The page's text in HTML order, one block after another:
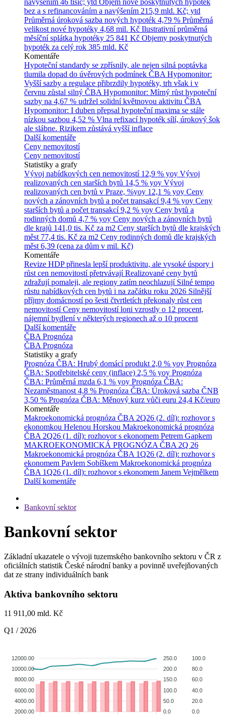
navýšením 46 tisíc; ytd Objem nově poskytnutých hypoték
bez a s refinancováním a navýšením 215,9 mld. Kč; ytd
Průměrná úroková sazba nových hypoték 4,79 % Průměrná
velikost nové hypotéky 4,68 mil. Kč Ilustrativní průměrná
měsíční splátka hypotéky 25 841 Kč Objemy poskytnutých
hypoték za celý rok 385 mld. Kč
Komentáře
Hypoteční standardy se zpřísnily, ale nejen silná poptávka
tlumila dopad do úvěrových podmínek ČBA Hypomonitor:
Vyšší sazby a regulace přibrzdily hypotéky, trh však i v
červnu zůstal silný ČBA Hypomonitor: Mírný růst hypoteční
sazby na 4,67 % udržel solidní květnovou aktivitu ČBA
Hypomonitor: I duben přepsal hypoteční maxima se stále
nízkou sazbou 4,52 % Vlna refixací hypoték sílí, úrokový šok
ale slábne. Rizikem zůstává vyšší inflace
Další komentáře
Ceny nemovitostí
Ceny nemovitostí
Statistiky a grafy
Vývoj nabídkových cen nemovitostí 12,9 % yoy Vývoj
realizovaných cen starších bytů 14,5 % yoy Vývoj
realizovaných cen bytů v Praze, %yoy 12,1 % yoy Ceny
nových a zánovních bytů a počet transakcí 9,4 % yoy Ceny
starších bytů a počet transakcí 9,2 % yoy Ceny bytů a
rodinných domů 4,7 % yoy Ceny nových a zánovních bytů
dle krajů 141,0 tis. Kč za m2 Ceny starších bytů dle krajských
měst 77,4 tis. Kč za m2 Ceny rodinných domů dle krajských
měst 6,39 (cena za dům v mil. Kč)
Komentáře
Revize HDP přinesla lepší produktivitu, ale vysoké úspory i
růst cen nemovitostí přetrvávají Realizované ceny bytů
zdražují pomaleji, ale regiony zatím neochlazují Silné tempo
růstu nabídkových cen bytů i na začátku roku 2026 Silnější
příjmy domácností po šesti čtvrtletích překonaly růst cen
nemovitostí Ceny nemovitostí loni vzrostly o 12 procent,
nájemní bydlení v některých regionech až o 10 procent
Další komentáře
ČBA Prognóza
ČBA Prognóza
Statistiky a grafy
Prognóza ČBA: Hrubý domácí produkt 2,0 % yoy Prognóza
ČBA: Spotřebitelské ceny (inflace) 2,5 % yoy Prognóza
ČBA: Průměrná mzda 6,1 % yoy Prognóza ČBA:
Nezaměstnanost 4,8 % Prognóza ČBA: Úroková sazba ČNB
3,50 % Prognóza ČBA: Měnový kurz vůči euru 24,4 Kč/euro
Komentáře
Makroekonomická prognóza ČBA 2Q26 (2. díl): rozhovor s
ekonomkou Helenou Horskou Makroekonomická prognóza
ČBA 2Q26 (1. díl): rozhovor s ekonomem Petrem Gapkem
MAKROEKONOMICKÁ PROGNÓZA ČBA 2Q 26
Makroekonomická prognóza ČBA 1Q26 (2. díl): rozhovor s
ekonomem Pavlem Sobíškem Makroekonomická prognóza
ČBA 1Q26 (1. díl): rozhovor s ekonomem Janem Vejmělkem
Další komentáře
Bankovní sektor
Bankovní sektor
Základní ukazatele o vývoji tuzemského bankovního sektoru v ČR z
oficiálních statistik České národní banky a povinně uveřejňovaných
dat ze strany individuálních bank
Aktiva bankovního sektoru
11 911,00 mld. Kč
Q1 / 2026
12000.00
10000.00
8000.00
6000.00
4000.00
2000.00
250.0
200.0
150.0
100.0
50.0
0.0
100.0
80.0
60.0
40.0
20.0
0.0